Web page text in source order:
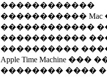
������������
�����������
������������
�����������
����������
Apple Time Machine
�������� ����